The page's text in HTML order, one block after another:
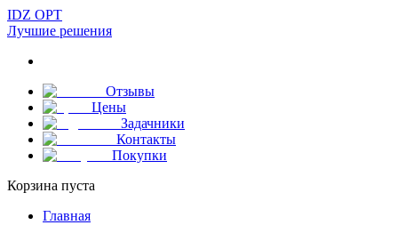
IDZ OPT
Лучшие решения
Отзывы
Цены
Задачники
Контакты
Покупки
Корзина пуста
Главная